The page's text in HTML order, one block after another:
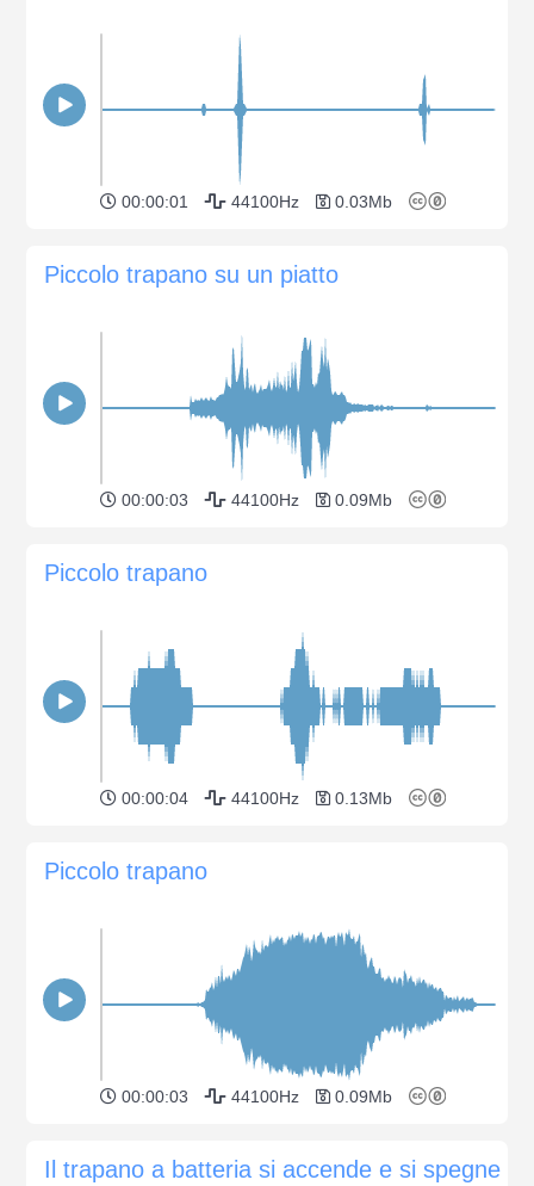
00:00:01 44100Hz 0.03Mb
Piccolo trapano su un piatto
00:00:03 44100Hz 0.09Mb
Piccolo trapano
00:00:04 44100Hz 0.13Mb
Piccolo trapano
00:00:03 44100Hz 0.09Mb
Il trapano a batteria si accende e si spegne